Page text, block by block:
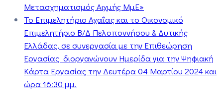
Μετασχηματισμός Αιχμής ΜμΕ»
Το Επιμελητήριο Αχαΐας και το Οικονομικό
Επιμελητήριο Β/Δ Πελοποννήσου & Δυτικής
Ελλάδας, σε συνεργασία με την Επιθεώρηση
Εργασίας διοργανώνουν Ημερίδα για την Ψηφιακή
Κάρτα Εργασίας την Δευτέρα 04 Μαρτίου 2024 και
ώρα 16:30 μμ.